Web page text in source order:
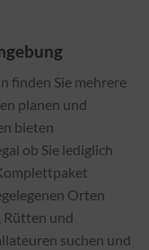
finden Sie mehrere
planen und
bieten
ob Sie lediglich
Orten
Rütten und
suchen und